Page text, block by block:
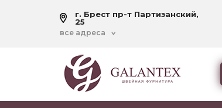
г. Брест пр-т Партизанский,
25
все адреса